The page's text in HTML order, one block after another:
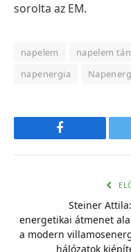
sorolta az EM.
napelem napelem
napenergia
Facebook
Steiner
energetikai átmenet
a modern
hálózatok